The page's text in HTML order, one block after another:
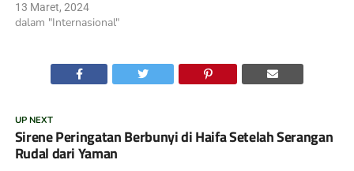
13 Maret, 2024
dalam "Internasional"
UP NEXT
Sirene Peringatan Berbunyi di Haifa Setelah Serangan
Rudal dari Yaman